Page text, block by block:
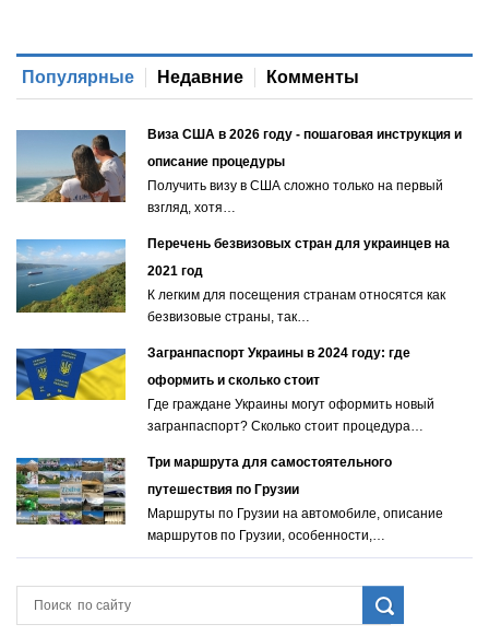
Популярные Недавние Комменты
Виза США в 2026 году - пошаговая инструкция и
описание процедуры
Получить визу в США сложно только на первый
взгляд, хотя…
Перечень безвизовых стран для украинцев на
2021 год
К легким для посещения странам относятся как
безвизовые страны, так…
Загранпаспорт Украины в 2024 году: где
оформить и сколько стоит
Где граждане Украины могут оформить новый
загранпаспорт? Сколько стоит процедура…
Три маршрута для самостоятельного
путешествия по Грузии
Маршруты по Грузии на автомобиле, описание
маршрутов по Грузии, особенности,…